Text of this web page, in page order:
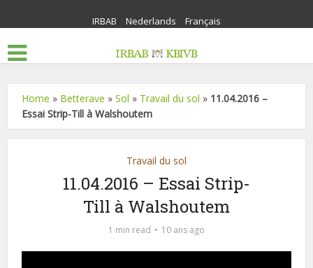
IRBAB Nederlands Français
Home » Betterave »Sol » Travail du sol » 11.04.2016 –
Essai Strip-Till à Walshoutem
Travail du sol
11.04.2016 – Essai Strip-
Till à Walshoutem
1 min read 10 ans ago